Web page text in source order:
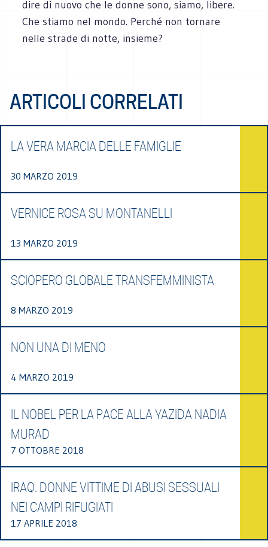
dire di nuovo che le donne sono, siamo, libere.
Che stiamo nel mondo. Perché non tornare
nelle strade di notte, insieme?
ARTICOLI CORRELATI
LA VERA MARCIA DELLE FAMIGLIE
30 MARZO 2019
VERNICE ROSA SU MONTANELLI
13 MARZO 2019
SCIOPERO GLOBALE TRANSFEMMINISTA
8 MARZO 2019
NON UNA DI MENO
4 MARZO 2019
IL NOBEL PER LA PACE ALLA YAZIDA NADIA
MURAD
7 OTTOBRE 2018
IRAQ. DONNE VITTIME DI ABUSI SESSUALI
NEI CAMPI RIFUGIATI
17 APRILE 2018